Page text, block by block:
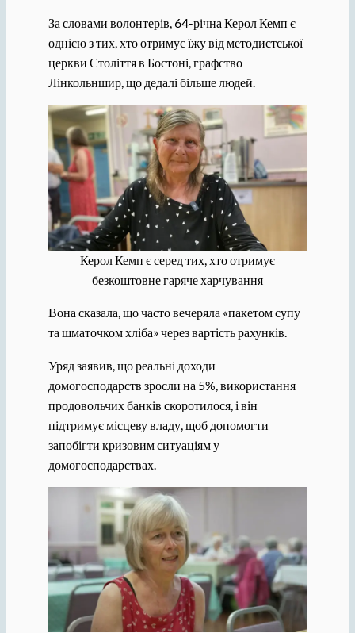
За словами волонтерів, 64-річна Керол Кемп є
однією з тих, хто отримує їжу від методистської
церкви Століття в Бостоні, графство
Лінкольншир, що дедалі більше людей.
Керол Кемп є серед тих, хто отримує
безкоштовне гаряче харчування
Вона сказала, що часто вечеряла «пакетом супу
та шматочком хліба» через вартість рахунків.
Уряд заявив, що реальні доходи
домогосподарств зросли на 5%, використання
продовольчих банків скоротилося, і він
підтримує місцеву владу, щоб допомогти
запобігти кризовим ситуаціям у
домогосподарствах.